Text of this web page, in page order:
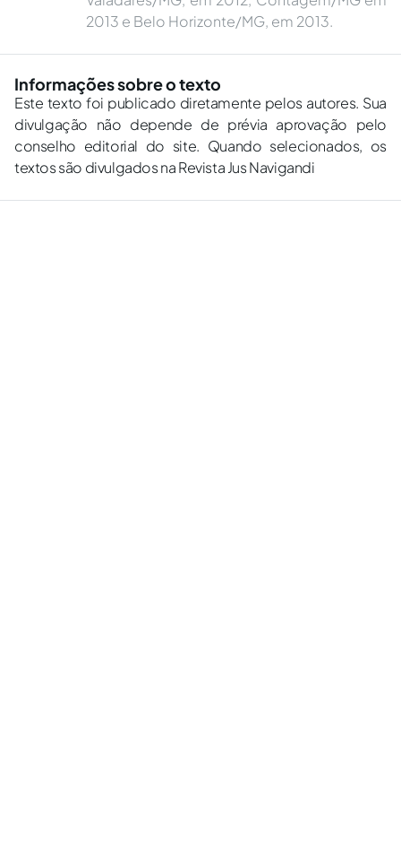
2013 e Belo Horizonte/MG, em 2013.
Informações sobre o texto
Este texto foi publicado diretamente pelos autores. Sua
divulgação não depende de prévia aprovação pelo
conselho editorial do site. Quando selecionados, os
textos são divulgados na Revista Jus Navigandi